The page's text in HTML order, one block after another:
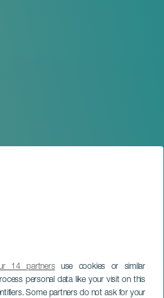
14 partnersuse cookies or similar
personal data like your visit on this
Some partners do not ask for your